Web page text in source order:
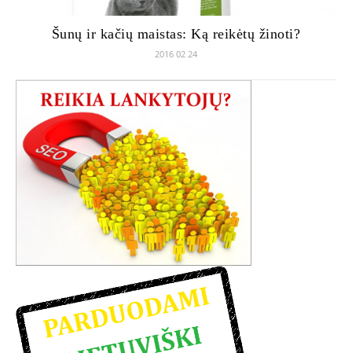
Šunų ir kačių maistas: Ką reikėtų žinoti?
2016 02 24